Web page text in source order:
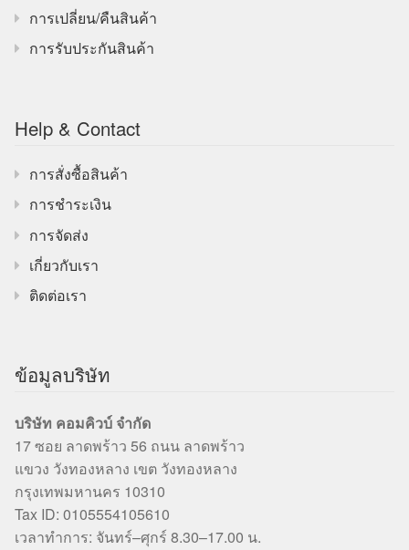
การเปลี่ยน/คืนสินค้า
การรับประกันสินค้า
Help & Contact
การสั่งซื้อสินค้า
การชำระเงิน
การจัดส่ง
เกี่ยวกับเรา
ติดต่อเรา
ข้อมูลบริษัท
บริษัท คอมคิวบ์ จำกัด
17 ซอย ลาดพร้าว 56 ถนน ลาดพร้าว
แขวง วังทองหลาง เขต วังทองหลาง
กรุงเทพมหานคร 10310
Tax ID: 0105554105610
เวลาทำการ: จันทร์–ศุกร์ 8.30–17.00 น.